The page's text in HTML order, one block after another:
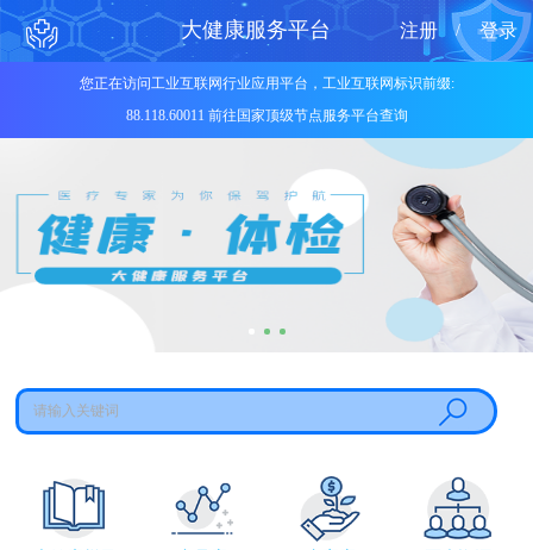
大健康服务平台 注册 / 登录
您正在访问工业互联网行业应用平台，工业互联网标识前缀:
88.118.60011 前往国家顶级节点服务平台查询